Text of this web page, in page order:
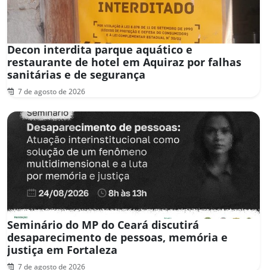
Decon interdita parque aquático e
restaurante de hotel em Aquiraz por falhas
sanitárias e de segurança
7 de agosto de 2026
Seminário do MP do Ceará discutirá
desaparecimento de pessoas, memória e
justiça em Fortaleza
7 de agosto de 2026